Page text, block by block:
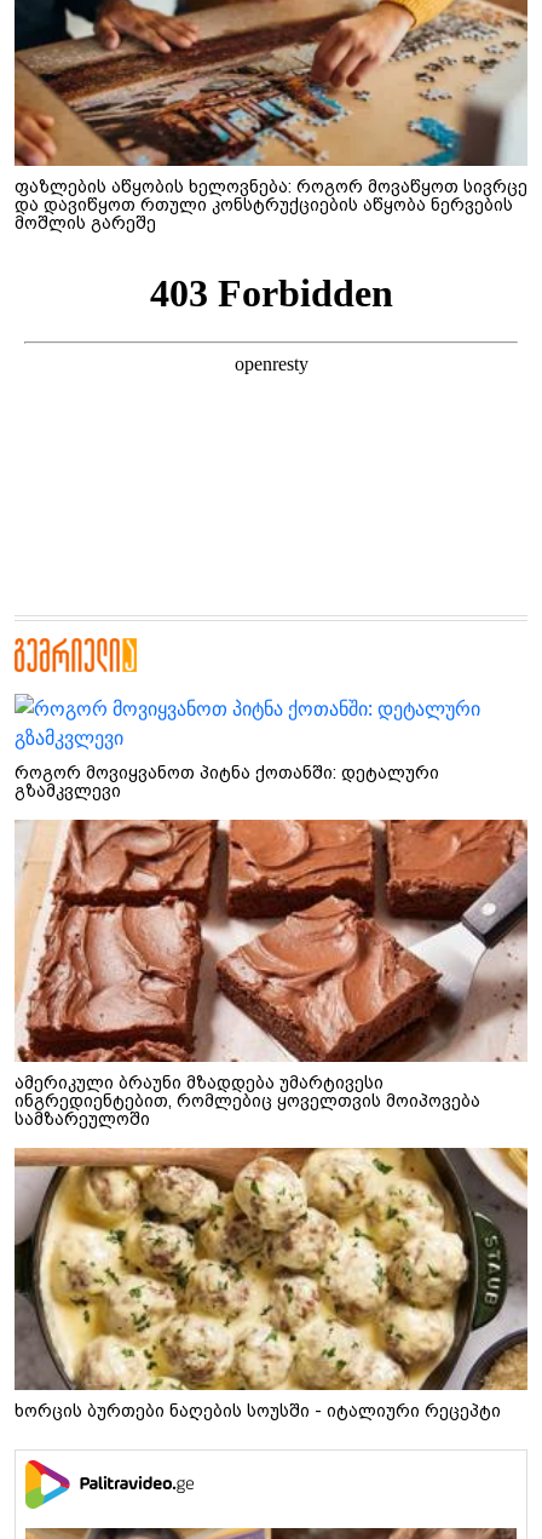
ფაზლების აწყობის ხელოვნება: როგორ მოვაწყოთ სივრცე
და დავიწყოთ რთული კონსტრუქციების აწყობა ნერვების
მოშლის გარეშე
როგორ მოვიყვანოთ პიტნა ქოთანში: დეტალური
გზამკვლევი
ამერიკული ბრაუნი მზადდება უმარტივესი
ინგრედიენტებით, რომლებიც ყოველთვის მოიპოვება
სამზარეულოში
ხორცის ბურთები ნაღების სოუსში - იტალიური რეცეპტი